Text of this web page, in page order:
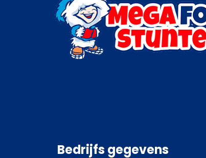
Bedrijfs gegevens